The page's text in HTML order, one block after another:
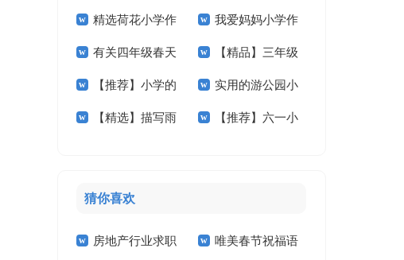
爸小学作文七篇 师小学作文三篇
精选荷花小学作
文锦集5篇
我爱妈妈小学作
文五篇
有关四年级春天
作文300字集锦10篇
【精品】三年级
校园的作文四篇
【推荐】小学的
作文400字六篇
实用的游公园小
学作文3篇
【精选】描写雨 【推荐】六一小
猜你喜欢
房地产行业求职 唯美春节祝福语